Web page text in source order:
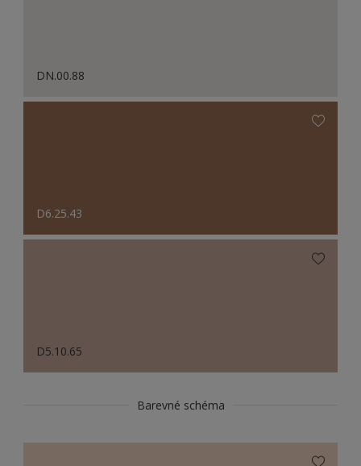
DN.00.88
D6.25.43
D5.10.65
Barevné schéma